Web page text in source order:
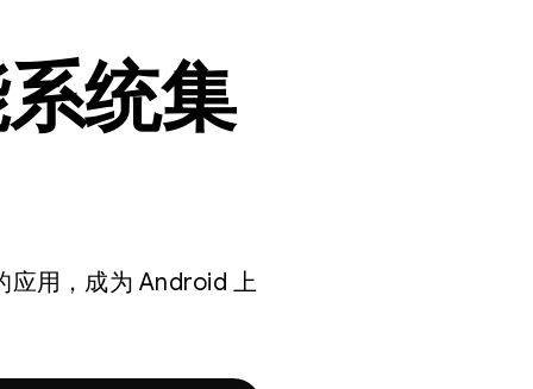
统集
应用，成为 Android 上